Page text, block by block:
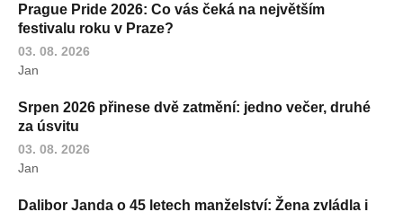
Prague Pride 2026: Co vás čeká na největším
festivalu roku v Praze?
03. 08. 2026
Jan
Srpen 2026 přinese dvě zatmění: jedno večer, druhé
za úsvitu
03. 08. 2026
Jan
Dalibor Janda o 45 letech manželství: Žena zvládla i